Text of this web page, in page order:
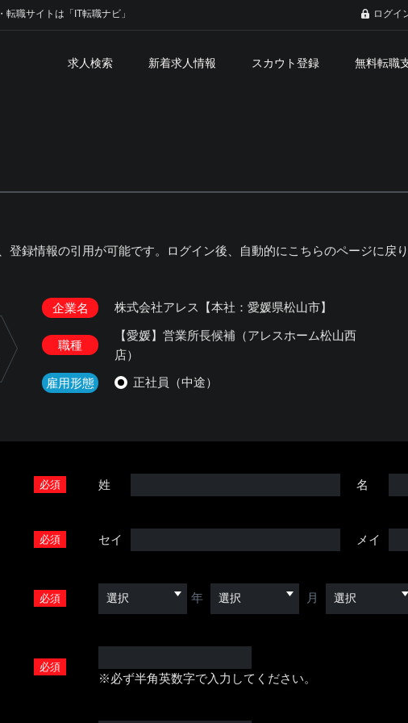
職サイトは「IT転職ナビ」 ログイ
求人検索 新着求人情報 スカウト登録 無料転職
登録情報の引用が可能です。ログイン後、自動的にこちらのページに戻
企業名 株式会社アレス【本社：愛媛県松山市】
職種
【愛媛】営業所長候補（アレスホーム松山西
店）
雇用形態 正社員（中途）
必須 姓 名
必須 セイ メイ
必須 年 月
必須
※必ず半角英数字で入力してください。